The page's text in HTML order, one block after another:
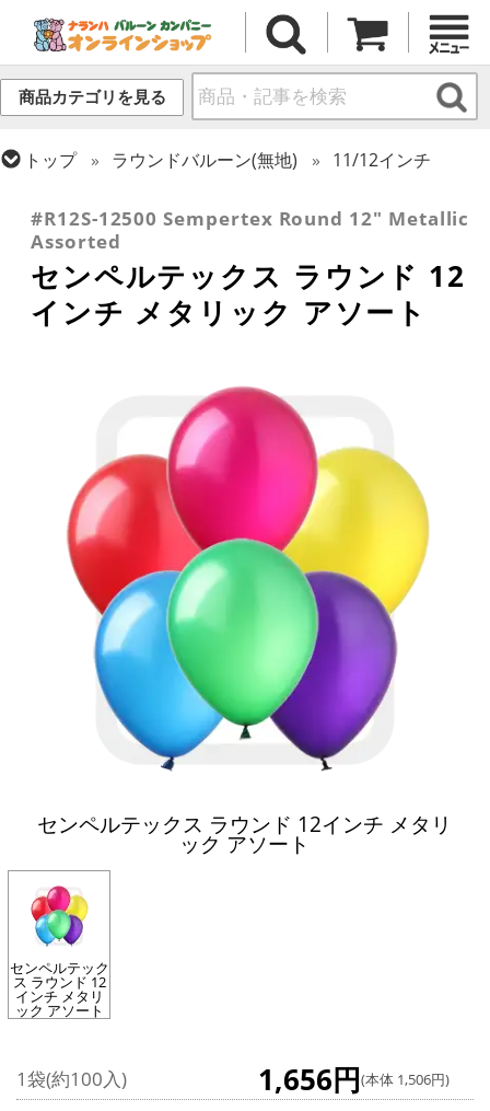
商品カテゴリを見る
トップ ラウンドバルーン(無地)
11/12インチ
#R12S-12500 Sempertex Round 12" Metallic
Assorted
センペルテックス ラウンド 12
インチ メタリック アソート
センペルテックス ラウンド 12インチ メタリ
ック アソート
センペルテック
ス ラウンド 12
インチ メタリ
ック アソート
1袋(約100入) 1,656円(本体 1,506円)